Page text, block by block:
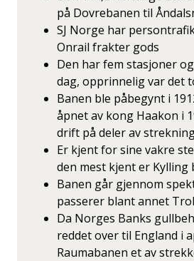
på Dovrebanen til
SJ Norge har
Onrail frakter gods
Den har fem stasjoner
dag, opprinnelig var det
Banen ble påbegynt i
åpnet av kong Haakon i
drift på deler av
Er kjent for sine vakre
den mest kjent er Kylling
Banen går gjennom
passerer blant annet
Da Norges Banks
reddet over til England i
Raumabanen et av